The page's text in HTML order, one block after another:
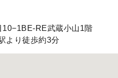
RE武蔵小山1階
より徒歩約3分